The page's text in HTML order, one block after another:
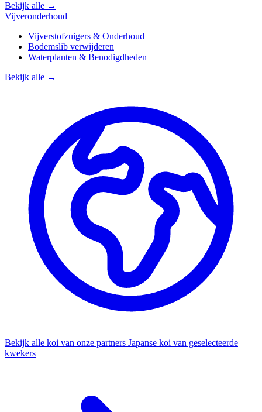
Bekijk alle →
Vijveronderhoud
Vijverstofzuigers & Onderhoud
Bodemslib verwijderen
Waterplanten & Benodigdheden
Bekijk alle →
Bekijk alle koi van onze partners Japanse koi van geselecteerde
kwekers